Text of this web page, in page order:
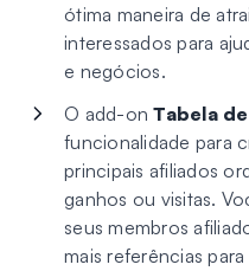
ótima maneira de
interessados para
e negócios.
O add-onTabela
funcionalidade para
principais afiliados
ganhos ou visitas.
seus membros
mais referências